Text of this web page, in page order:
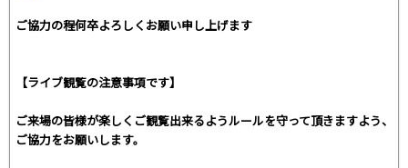
ご協力の程何卒よろしくお願い申し上げます
【ライブ観覧の注意事項です】
ご来場の皆様が楽しくご観覧出来るようルールを守って頂きますよう、
ご協力をお願いします。